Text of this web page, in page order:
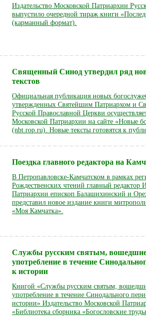
Издательство Московской Патриархии
выпустило очередной тираж книги
(карманный формат).
Священный Синод утвердил ряд
текстов
Официальная публикация новых
утвержденных Святейшим Патриархом и
Русской Православной Церкви
Московской Патриархии на сайте «Новые
(nbt.rop.ru). Новые тексты готовятся к
Поездка главного редактора на
В Петропавловске-Камчатском в рамках
Рождественских чтений главный редактор
Патриархии епископ Балашихинский и
представил новое издание книги
«Моя Камчатка»
Службы русским святым, вошедшие
употребление в течение
к истории
Книгой «Службы русским святым,
употребление в течение Синодального
истории» Издательство Московской
«Библиотека сборника «Богословские